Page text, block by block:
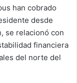
han cobrado
desde
se relacionó con
financiera
del norte del